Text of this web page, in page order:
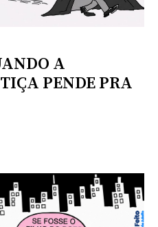
A
PENDE PRA